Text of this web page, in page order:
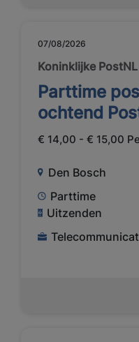
07/08/2026
Koninklijke PostNL
Parttime
ochtend
€ 14,00 - € 15,00
Den Bosch
Parttime
Uitzenden